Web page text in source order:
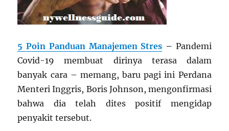
5 Poin Panduan Manajemen Stres – Pandemi
Covid-19 membuat dirinya terasa dalam
banyak cara – memang, baru pagi ini Perdana
Menteri Inggris, Boris Johnson, mengonfirmasi
bahwa dia telah dites positif mengidap
penyakit tersebut.